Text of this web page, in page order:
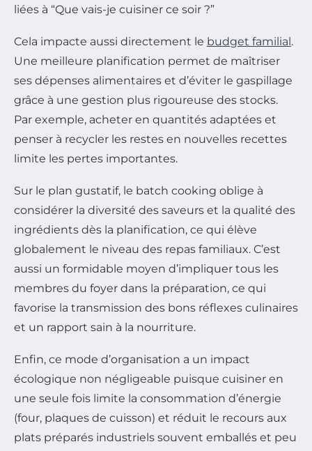
liées à “Que vais-je cuisiner ce soir ?”
Cela impacte aussi directement le budget familial .
Une meilleure planification permet de maîtriser
ses dépenses alimentaires et d’éviter le gaspillage
grâce à une gestion plus rigoureuse des stocks.
Par exemple, acheter en quantités adaptées et
penser à recycler les restes en nouvelles recettes
limite les pertes importantes.
Sur le plan gustatif, le batch cooking oblige à
considérer la diversité des saveurs et la qualité des
ingrédients dès la planification, ce qui élève
globalement le niveau des repas familiaux. C’est
aussi un formidable moyen d’impliquer tous les
membres du foyer dans la préparation, ce qui
favorise la transmission des bons réflexes culinaires
et un rapport sain à la nourriture.
Enfin, ce mode d’organisation a un impact
écologique non négligeable puisque cuisiner en
une seule fois limite la consommation d’énergie
(four, plaques de cuisson) et réduit le recours aux
plats préparés industriels souvent emballés et peu